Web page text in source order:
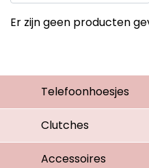
Er zijn geen producten
Telefoonhoesjes
Clutches
Accessoires